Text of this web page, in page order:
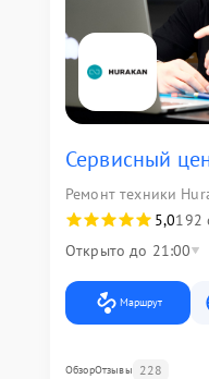
Сервисный
Ремонт техники
5,0192
Открыто до 21:00
Маршрут
ОбзорОтзывы 228